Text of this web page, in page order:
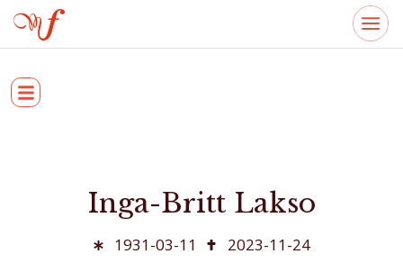
Inga-Britt Lakso
1931-03-11 2023-11-24